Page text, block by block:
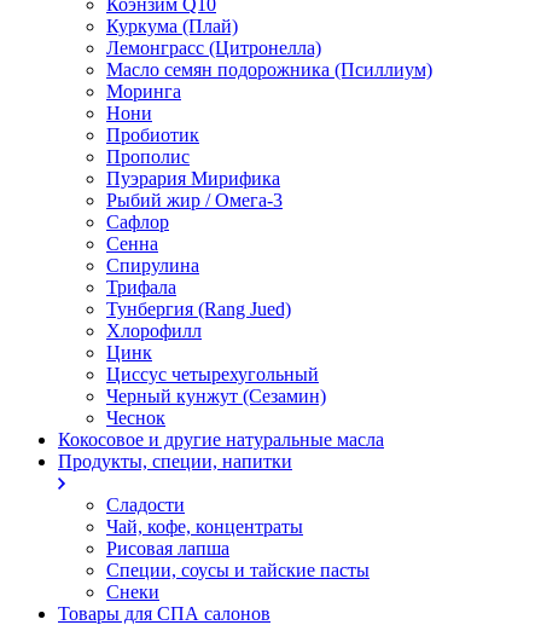
Коэнзим Q10
Куркума (Плай)
Лемонграсс (Цитронелла)
Масло семян подорожника (Псиллиум)
Моринга
Нони
Пробиотик
Прополис
Пуэрария Мирифика
Рыбий жир / Омега-3
Сафлор
Сенна
Спирулина
Трифала
Тунбергия (Rang Jued)
Хлорофилл
Цинк
Циссус четырехугольный
Черный кунжут (Сезамин)
Чеснок
Кокосовое и другие натуральные масла
Продукты, специи, напитки
Сладости
Чай, кофе, концентраты
Рисовая лапша
Специи, соусы и тайские пасты
Снеки
Товары для СПА салонов